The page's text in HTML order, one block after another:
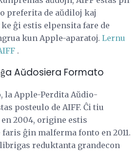
preferita de aŭdiloj kaj
ĝi estis elpensita fare de
kun Apple-aparatoj. Lernu
.
Aŭdosiera Formato
la Apple-Perdita Aŭdio-
posteulo de AIFF. Ĉi tiu
2004, origine estis
ĝin malferma fonto en 2011.
reduktanta grandecon